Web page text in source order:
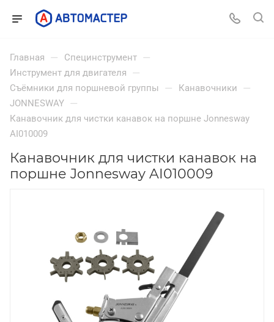
Главная — Специнструмент —
Инструмент для двигателя —
Съёмники для поршневой группы — Канавочники —
JONNESWAY —
Канавочник для чистки канавок на поршне Jonnesway
AI010009
Канавочник для чистки канавок на
поршне Jonnesway AI010009